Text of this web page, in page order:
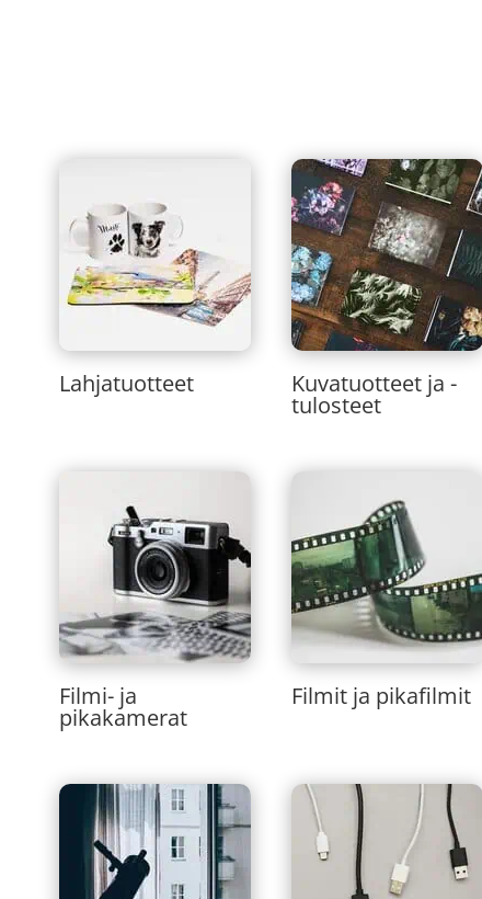
Lahjatuotteet Kuvatuotteet ja -
tulosteet
Filmi- ja
pikakamerat
Filmit ja pikafilmit